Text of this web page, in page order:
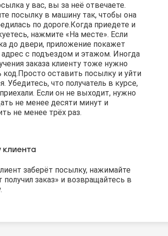
у вас, вы за неё отвечаете.
посылку в машину так, чтобы она
по дороге. Когда приедете и
нажмите «На месте». Если
до двери, приложение покажет
с подъездом и этажом. Иногда
заказа клиенту тоже нужно
код. Просто оставить посылку и уйти
Убедитесь, что получатель в курсе,
Если он не выходит, нужно
не менее десяти минут и
не менее трёх раз.
клиента
заберёт посылку, нажимайте
получил заказ» и возвращайтесь в